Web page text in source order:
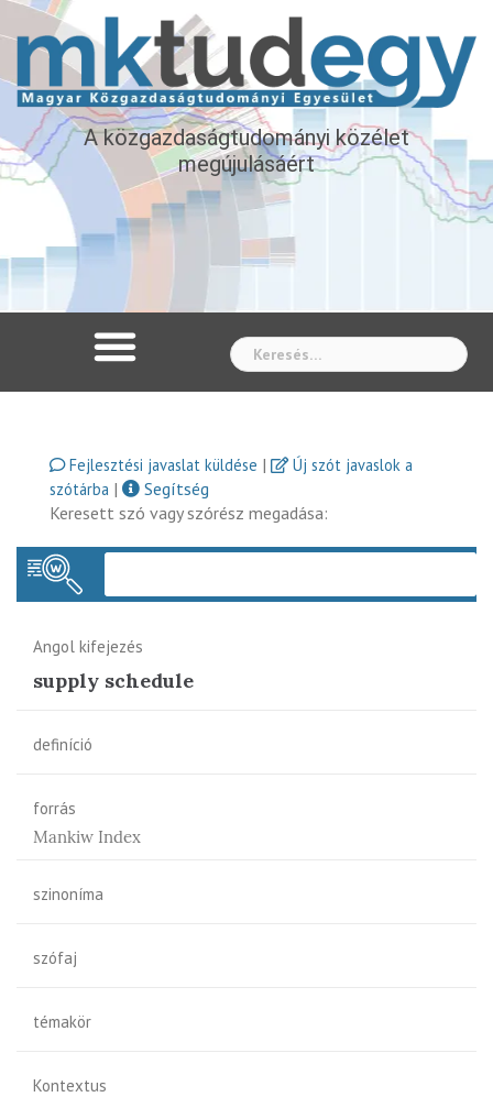
A közgazdaságtudományi közélet
megújulásáért
Fejlesztési javaslat küldése |
Új szót javaslok a
szótárba |
Segítség
Keresett szó vagy szórész megadása:
Angol kifejezés
supply schedule
definíció
forrás
Mankiw Index
szinoníma
szófaj
témakör
Kontextus